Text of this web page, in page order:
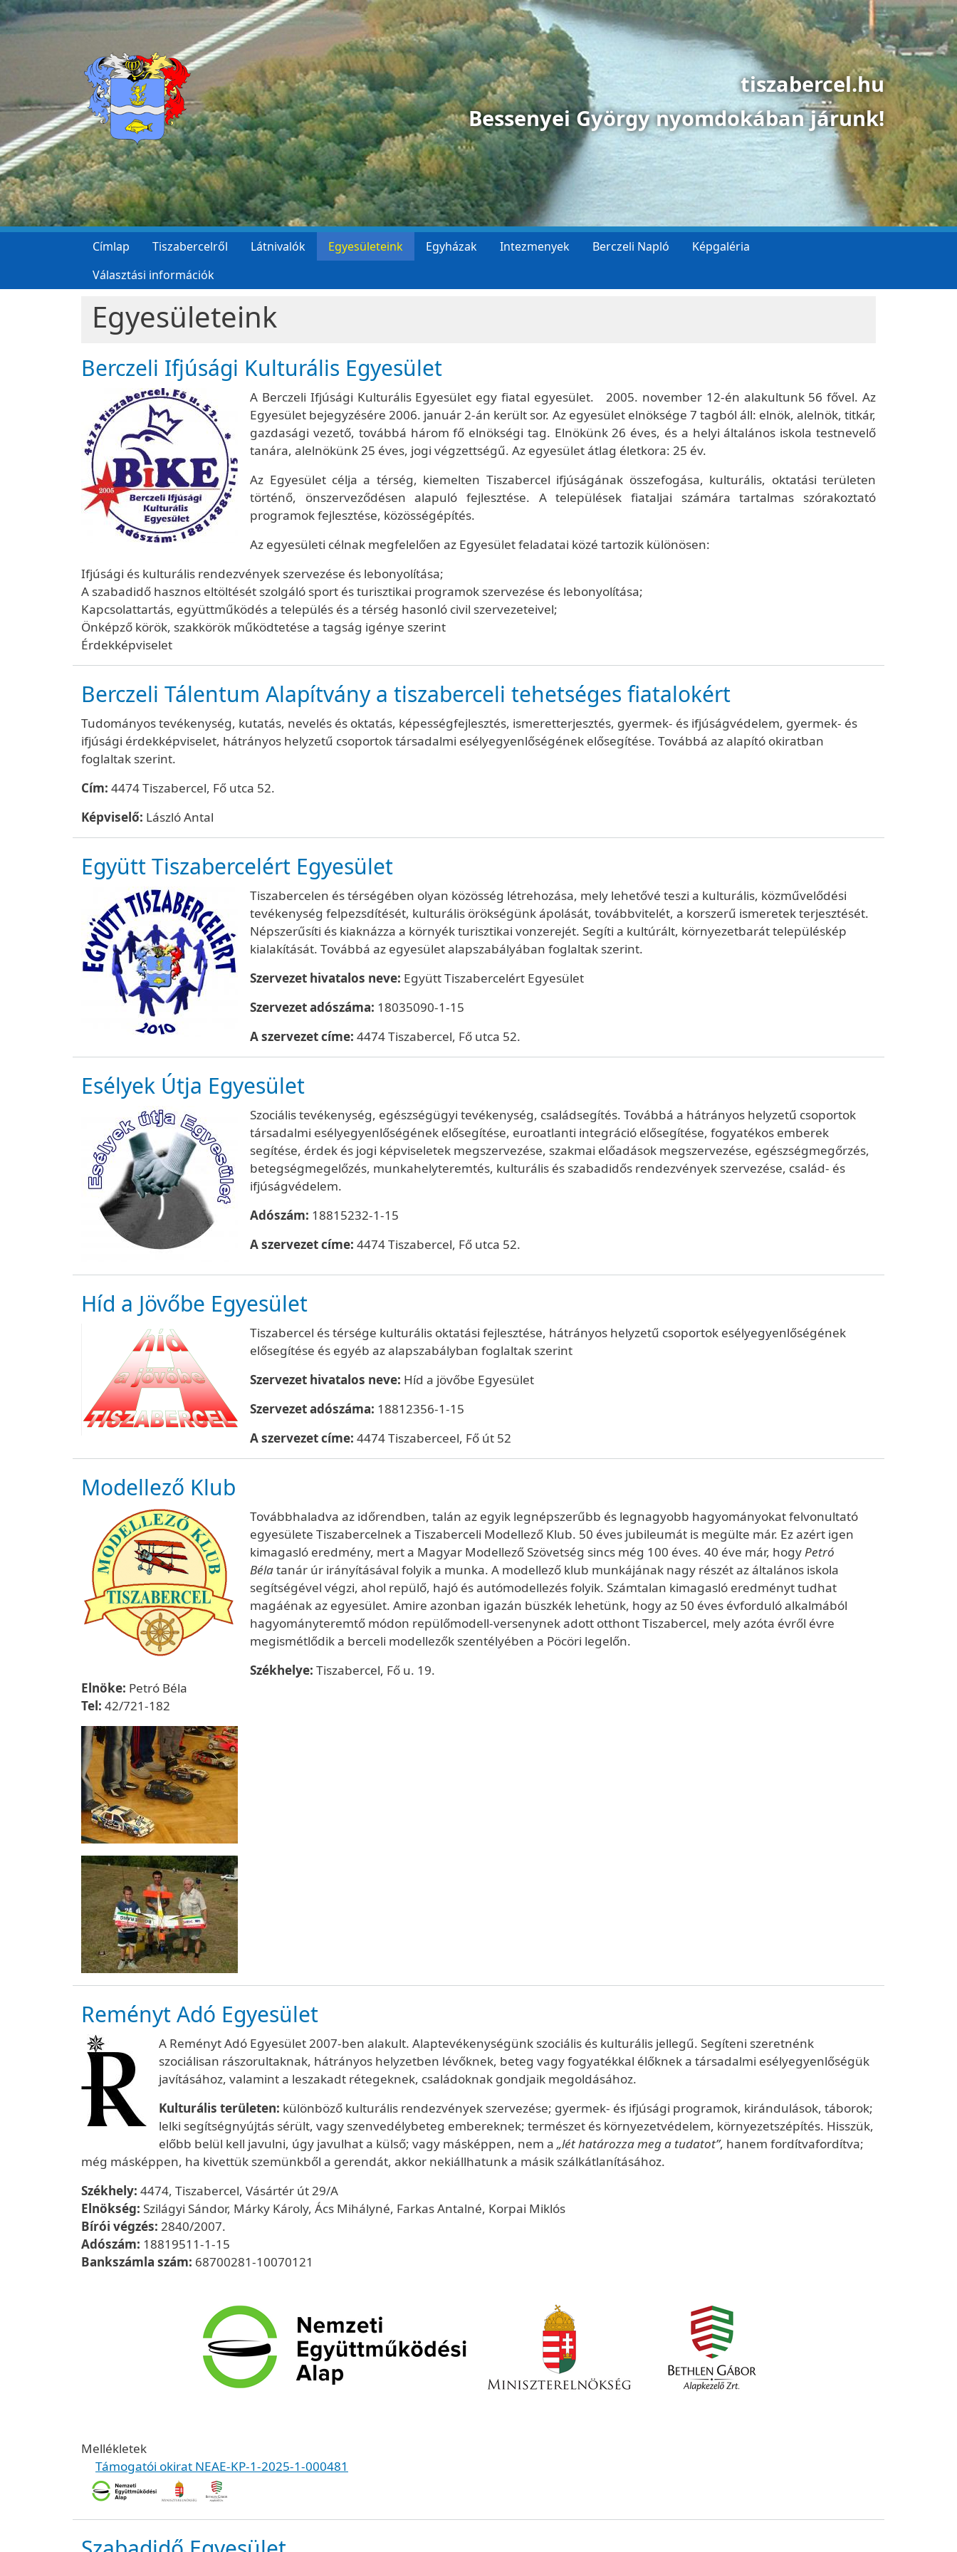
Ugrás a tartalomra
tiszabercel.hu
Bessenyei György nyomdokában járunk!
Címlap Tiszabercelről Látnivalók Egyesületeink Egyházak Intezmenyek Berczeli Napló
Képgaléria
Választási információk
Egyesületeink
Berczeli Ifjúsági Kulturális Egyesület
A Berczeli Ifjúsági Kulturális Egyesület egy fiatal egyesület. 2005. november 12-én alakultunk 56 fővel. Az
Egyesület bejegyzésére 2006. január 2-án került sor. Az egyesület elnöksége 7 tagból áll: elnök, alelnök, titkár,
gazdasági vezető, továbbá három fő elnökségi tag. Elnökünk 26 éves, és a helyi általános iskola testnevelő
tanára, alelnökünk 25 éves, jogi végzettségű. Az egyesület átlag életkora: 25 év.
Az Egyesület célja a térség, kiemelten Tiszabercel ifjúságának összefogása, kulturális, oktatási területen
történő, önszerveződésen alapuló fejlesztése. A települések fiataljai számára tartalmas szórakoztató
programok fejlesztése, közösségépítés.
Az egyesületi célnak megfelelően az Egyesület feladatai közé tartozik különösen:
Ifjúsági és kulturális rendezvények szervezése és lebonyolítása;
A szabadidő hasznos eltöltését szolgáló sport és turisztikai programok szervezése és lebonyolítása;
Kapcsolattartás, együttműködés a település és a térség hasonló civil szervezeteivel;
Önképző körök, szakkörök működtetése a tagság igénye szerint
Érdekképviselet
Berczeli Tálentum Alapítvány a tiszaberceli tehetséges fiatalokért
Tudományos tevékenység, kutatás, nevelés és oktatás, képességfejlesztés, ismeretterjesztés, gyermek- és ifjúságvédelem, gyermek- és
ifjúsági érdekképviselet, hátrányos helyzetű csoportok társadalmi esélyegyenlőségének elősegítése. Továbbá az alapító okiratban
foglaltak szerint.
Cím: 4474 Tiszabercel, Fő utca 52.
Képviselő: László Antal
Együtt Tiszabercelért Egyesület
Tiszabercelen és térségében olyan közösség létrehozása, mely lehetővé teszi a kulturális, közművelődési
tevékenység felpezsdítését, kulturális örökségünk ápolását, továbbvitelét, a korszerű ismeretek terjesztését.
Népszerűsíti és kiaknázza a környék turisztikai vonzerejét. Segíti a kultúrált, környezetbarát településkép
kialakítását. Továbbá az egyesület alapszabályában foglaltak szerint.
Szervezet hivatalos neve: Együtt Tiszabercelért Egyesület
Szervezet adószáma: 18035090-1-15
A szervezet címe: 4474 Tiszabercel, Fő utca 52.
Esélyek Útja Egyesület
Szociális tevékenység, egészségügyi tevékenység, családsegítés. Továbbá a hátrányos helyzetű csoportok
társadalmi esélyegyenlőségének elősegítése, euroatlanti integráció elősegítése, fogyatékos emberek
segítése, érdek és jogi képviseletek megszervezése, szakmai előadások megszervezése, egészségmegőrzés,
betegségmegelőzés, munkahelyteremtés, kulturális és szabadidős rendezvények szervezése, család- és
ifjúságvédelem.
Adószám: 18815232-1-15
A szervezet címe:4474 Tiszabercel, Fő utca 52.
Híd a Jövőbe Egyesület
Tiszabercel és térsége kulturális oktatási fejlesztése, hátrányos helyzetű csoportok esélyegyenlőségének
elősegítése és egyéb az alapszabályban foglaltak szerint
Szervezet hivatalos neve: Híd a jövőbe Egyesület
Szervezet adószáma: 18812356-1-15
A szervezet címe:4474 Tiszaberceel, Fő út 52
Modellező Klub
Továbbhaladva az időrendben, talán az egyik legnépszerűbb és legnagyobb hagyományokat felvonultató
egyesülete Tiszabercelnek a Tiszaberceli Modellező Klub. 50 éves jubileumát is megülte már. Ez azért igen
kimagasló eredmény, mert a Magyar Modellező Szövetség sincs még 100 éves. 40 éve már, hogyPetró
Bélatanár úr irányításával folyik a munka. A modellező klub munkájának nagy részét az általános iskola
segítségével végzi, ahol repülő, hajó és autómodellezés folyik. Számtalan kimagasló eredményt tudhat
magáénak az egyesület. Amire azonban igazán büszkék lehetünk, hogy az 50 éves évforduló alkalmából
hagyományteremtő módon repülőmodell-versenynek adott otthont Tiszabercel, mely azóta évről évre
megismétlődik a berceli modellezők szentélyében a Pöcöri legelőn.
Székhelye:Tiszabercel, Fő u. 19.
Elnöke: Petró Béla
Tel: 42/721-182
Reményt Adó Egyesület
A Reményt Adó Egyesület 2007-ben alakult. Alaptevékenységünk szociális és kulturális jellegű. Segíteni szeretnénk
szociálisan rászorultaknak, hátrányos helyzetben lévőknek, beteg vagy fogyatékkal élőknek a társadalmi esélyegyenlőségük
javításához, valamint a leszakadt rétegeknek, családoknak gondjaik megoldásához.
Kulturális területen: különböző kulturális rendezvények szervezése; gyermek- és ifjúsági programok, kirándulások, táborok;
lelki segítségnyújtás sérült, vagy szenvedélybeteg embereknek; természet és környezetvédelem, környezetszépítés. Hisszük,
előbb belül kell javulni, úgy javulhat a külső; vagy másképpen, nem a„lét határozza meg a tudatot”, hanem fordítvafordítva;
még másképpen, ha kivettük szemünkből a gerendát, akkor nekiállhatunk a másik szálkátlanításához.
Székhely: 4474, Tiszabercel, Vásártér út 29/A
Elnökség: Szilágyi Sándor, Márky Károly, Ács Mihályné, Farkas Antalné, Korpai Miklós
Bírói végzés: 2840/2007.
Adószám: 18819511-1-15
Bankszámla szám: 68700281-10070121
Mellékletek
Támogatói okirat NEAE-KP-1-2025-1-000481